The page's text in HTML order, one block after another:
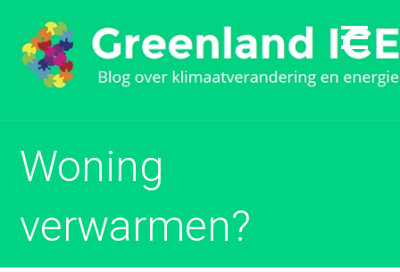
inhoud
gaan
Woning
verwarmen?